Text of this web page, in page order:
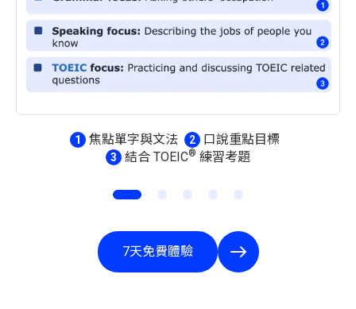
1 焦點單字與文法 2 口說重點目標
3 結合 TOEIC® 練習考題
7天免費體驗